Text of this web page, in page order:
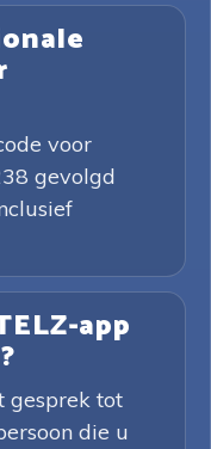
voor
gevolgd
app
gesprek tot
die u